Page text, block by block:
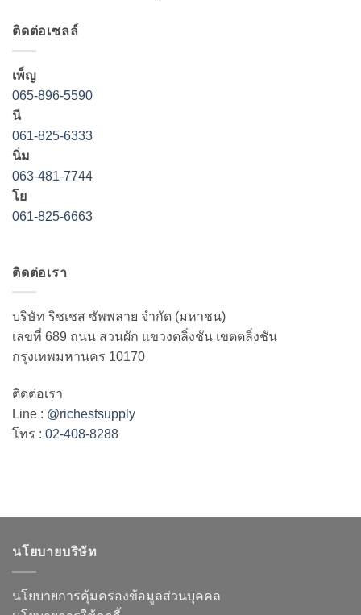
ติดต่อเซลล์
เพ็ญ
065-896-5590
นี
061-825-6333
นิ่ม
063-481-7744
โย
061-825-6663
ติดต่อเรา
บริษัท ริชเชส ซัพพลาย จำกัด (มหาชน)
เลขที่ 689 ถนน สวนผัก แขวงตลิ่งชัน เขตตลิ่งชัน
กรุงเทพมหานคร 10170
ติดต่อเรา
Line : @richestsupply
โทร : 02-408-8288
นโยบายบริษัท
นโยบายการคุ้มครองข้อมูลส่วนบุคคล